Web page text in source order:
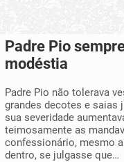
Padre Pio
modéstia
Padre Pio não tolerava
grandes decotes e saias
sua severidade
teimosamente as
confessionário, mesmo
dentro, se julgasse que…